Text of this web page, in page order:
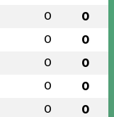
0 0
0 0
0 0
0 0
0 0